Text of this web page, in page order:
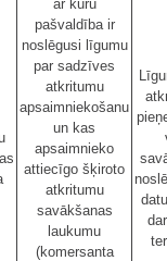
ar kuru
pašvaldība ir
noslēgusi līgumu
par sadzīves
atkritumu
apsaimniekošanu
un kas
apsaimnieko
attiecīgo šķiroto
atkritumu
savākšanas
laukumu
(komersanta